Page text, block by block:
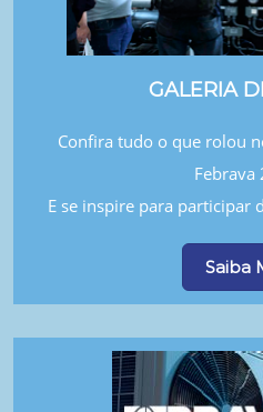
GALERIA
Confira tudo o que rolou
Febrava
E se inspire para participar
Saiba